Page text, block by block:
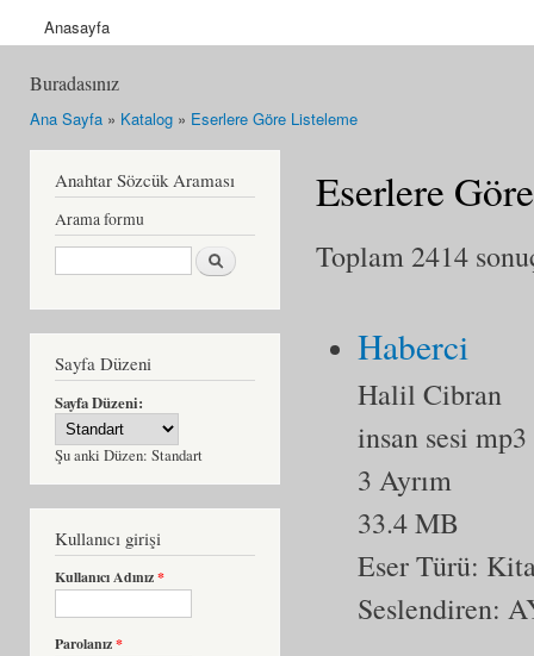
Anasayfa
Buradasınız
Ana Sayfa » Katalog » Eserlere Göre Listeleme
Anahtar Sözcük Araması
Arama formu
Ara
Sayfa Düzeni
Sayfa Düzeni:
Şu anki Düzen: Standart
Kullanıcı girişi
Kullanıcı Adınız*
Parolanız*
Eserlere
Toplam 2414
Haberci
Halil Cibran
insan sesi mp3
3 Ayrım
33.4 MB
Eser Türü:
Seslendiren: